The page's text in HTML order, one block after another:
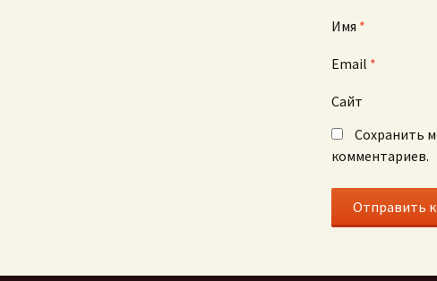
Имя *
Email *
Сайт
Сохранить
комментариев.